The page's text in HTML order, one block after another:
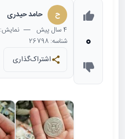
0
ح حامد حیدری
4 سال پیش — نمایش: 1397 بار
شناسه: 26798
اشتراک‌گذاری